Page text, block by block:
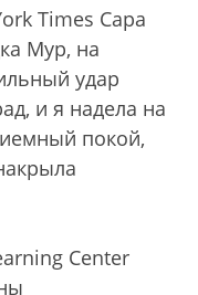
Times Cара
Мур, на
удар
и я надела на
покой,
Center